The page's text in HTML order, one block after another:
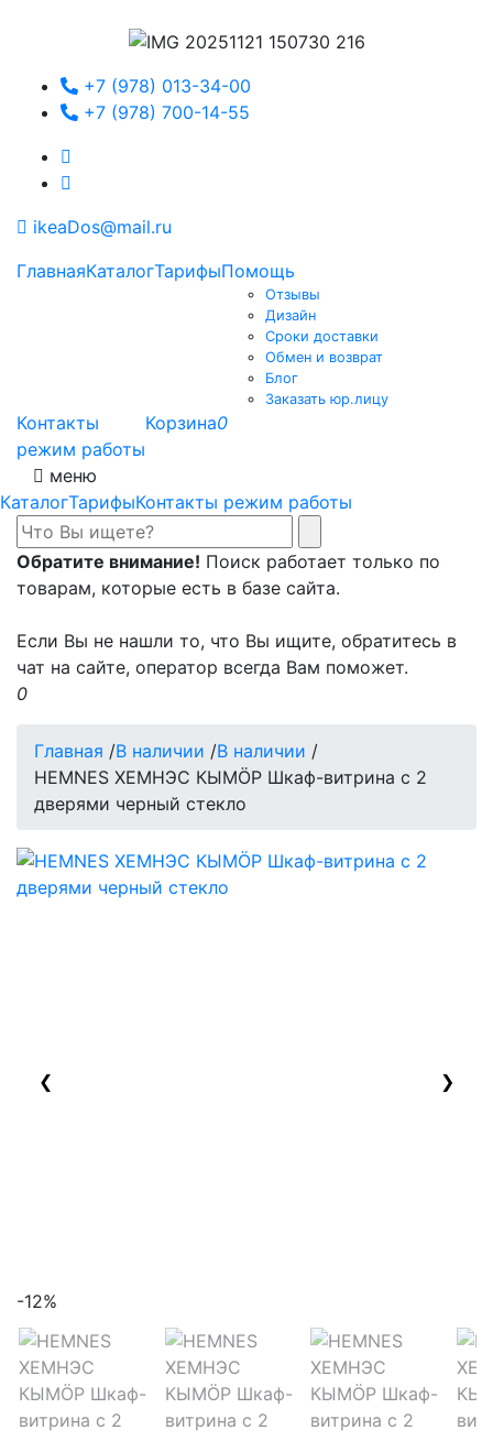
+7 (978) 013-34-00
+7 (978) 700-14-55
ikeaDos@mail.ru
ГлавнаяКаталогТарифыПомощь
Отзывы
Дизайн
Сроки доставки
Обмен и возврат
Блог
Заказать юр.лицу
Контакты
режим работы
Корзина0
меню
КаталогТарифыКонтакты режим работы
Обратите внимание! Поиск работает только по
товарам, которые есть в базе сайта.
Если Вы не нашли то, что Вы ищите, обратитесь в
чат на сайте, оператор всегда Вам поможет.
0
Главная /В наличии /В наличии /
HEMNES ХЕМНЭС КЫМÖР Шкаф-витрина с 2
дверями черный стекло
❮ ❯
-12%